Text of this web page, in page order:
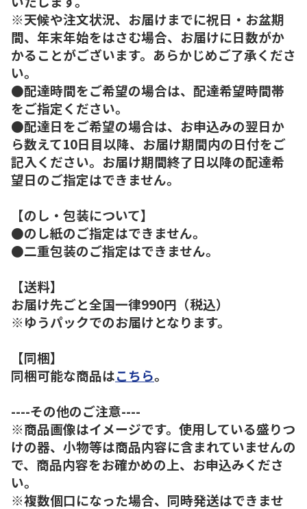
※天候や注文状況、お届けまでに祝日・お盆期
間、年末年始をはさむ場合、お届けに日数がか
かることがございます。あらかじめご了承くださ
い。
●配達時間をご希望の場合は、配達希望時間帯
をご指定ください。
●配達日をご希望の場合は、お申込みの翌日か
ら数えて10日目以降、お届け期間内の日付をご
記入ください。お届け期間終了日以降の配達希
望日のご指定はできません。
【のし・包装について】
●のし紙のご指定はできません。
●二重包装のご指定はできません。
【送料】
お届け先ごと全国一律990円（税込）
※ゆうパックでのお届けとなります。
【同梱】
同梱可能な商品はこちら。
----その他のご注意----
※商品画像はイメージです。使用している盛りつ
けの器、小物等は商品内容に含まれていませんの
で、商品内容をお確かめの上、お申込みくださ
い。
※複数個口になった場合、同時発送はできませ